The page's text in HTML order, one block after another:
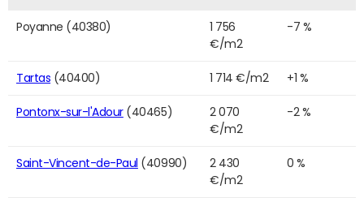
Poyanne (40380)
1 756
€/m2
-7 %
Tartas (40400) 1 714 €/m2 +1 %
Pontonx-sur-l'Adour(40465)
2 070
€/m2
-2 %
Saint-Vincent-de-Paul (40990)
2 430
€/m2
0 %